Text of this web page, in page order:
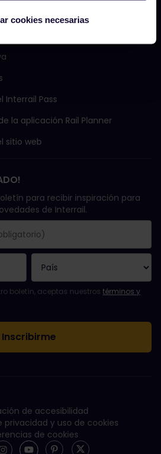
cookies necesarias
Interrail Pass
la aplicación Rail Planner
sitio web
para recibir inspiración para
de Interrail.
de email es obligatorio.
es válida.al boletín. Vuelve a intentarlo
boletín!
condiciones para suscribirte al boletín
boletín, aceptas nuestros términos y
de accesibilidad
privacidad y uso de cookies
de cookies